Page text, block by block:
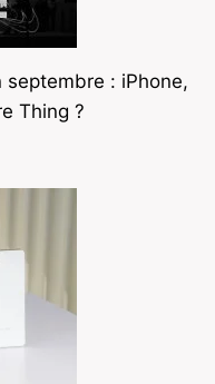
septembre : iPhone,
Thing ?